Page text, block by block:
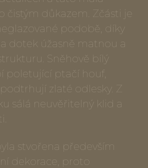
čistým důkazem. Zčásti je
podobě, díky
dotek úžasně matnou a
Sněhově bílý
poletující ptačí houf,
zlaté odlesky. Z
sálá neuvěřitelný klid a
stvořena především
dekorace, proto